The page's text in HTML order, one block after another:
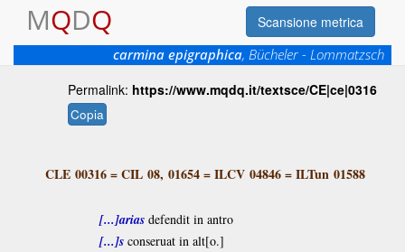
MQDQ
Scansione metrica
carmina epigraphica, Bücheler - Lommatzsch
Permalink: https://www.mqdq.it/textsce/CE|ce|0316
Copia
CLE 00316=CIL 08, 01654=ILCV 04846=ILTun 01588
[...]arias defendit in antro
[...]s conseruat in alt[o.]